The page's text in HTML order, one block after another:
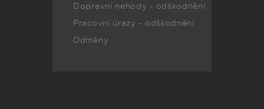
Dopravní nehody - odškodnění
Pracovní úrazy - odškodnění
Odměny